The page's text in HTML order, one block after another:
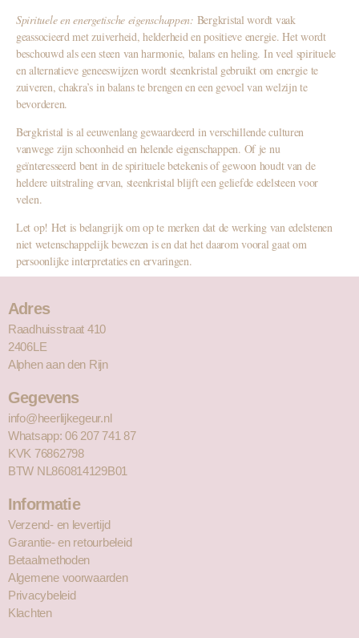
Spirituele en energetische eigenschappen: Bergkristal wordt vaak
geassocieerd met zuiverheid, helderheid en positieve energie. Het wordt
beschouwd als een steen van harmonie, balans en heling. In veel spirituele
en alternatieve geneeswijzen wordt steenkristal gebruikt om energie te
zuiveren, chakra’s in balans te brengen en een gevoel van welzijn te
bevorderen.
Bergkristal is al eeuwenlang gewaardeerd in verschillende culturen
vanwege zijn schoonheid en helende eigenschappen. Of je nu
geïnteresseerd bent in de spirituele betekenis of gewoon houdt van de
heldere uitstraling ervan, steenkristal blijft een geliefde edelsteen voor
velen.
Let op! Het is belangrijk om op te merken dat de werking van edelstenen
niet wetenschappelijk bewezen is en dat het daarom vooral gaat om
persoonlijke interpretaties en ervaringen.
Adres
Raadhuisstraat 410
2406LE
Alphen aan den Rijn
Gegevens
info@heerlijkegeur.nl
Whatsapp: 06 207 741 87
KVK 76862798
BTW NL860814129B01
Informatie
Verzend- en levertijd
Garantie- en retourbeleid
Betaalmethoden
Algemene voorwaarden
Privacybeleid
Klachten